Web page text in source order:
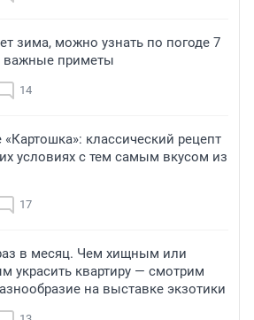
зима, можно узнать по погоде 7
важные приметы
14
классический рецепт
условиях с тем самым вкусом из
17
в месяц. Чем хищным или
украсить квартиру — смотрим
на выставке экзотики